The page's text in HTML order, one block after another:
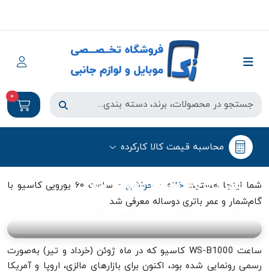
0
محاسبه قیمت کالا کارکرده
شما اینجا هستید: خانه-حواشی -
ساعت ۶۰ یورویی کاسیو با
گام‌شمار و عمر باتری دوساله معرفی شد
حواشی
ساعت ۶۰ یورویی کاسیو با گام‌شمار و
عمر باتری دوساله معرفی شد
15 مرداد 1403 بدون دیدگاه
ساعت WS-B1000 کاسیو که در ماه ژوئن (خرداد و تیر) به‌صورت
رسمی رونمایی شده بود، اکنون برای بازار‌های مالزی، اروپا و آمریکا